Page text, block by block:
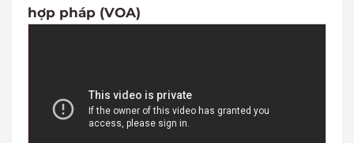
hợp pháp (VOA)